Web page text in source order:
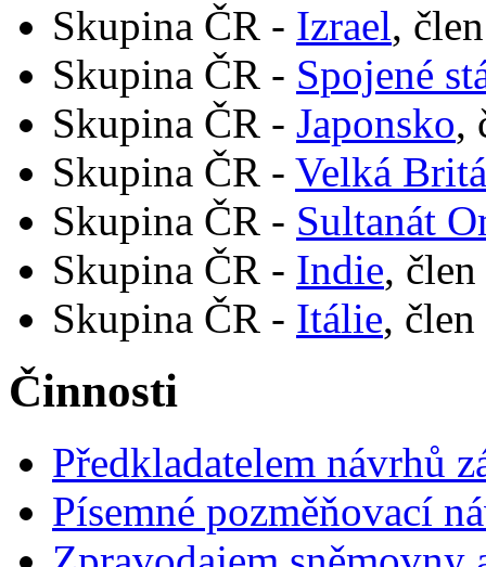
Skupina ČR - Izrael,
Skupina ČR - Spojené
Skupina ČR - Japonsko,
Skupina ČR - Velká
Skupina ČR - Sultanát
Skupina ČR - Indie,
Skupina ČR - Itálie,
Činnosti
Předkladatelem návrhů
Písemné pozměňovací